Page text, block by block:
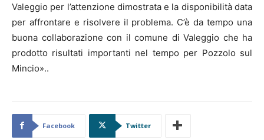
Valeggio per l’attenzione dimostrata e la disponibilità data
per affrontare e risolvere il problema. C’è da tempo una
buona collaborazione con il comune di Valeggio che ha
prodotto risultati importanti nel tempo per Pozzolo sul
Mincio»..
Facebook Twitter